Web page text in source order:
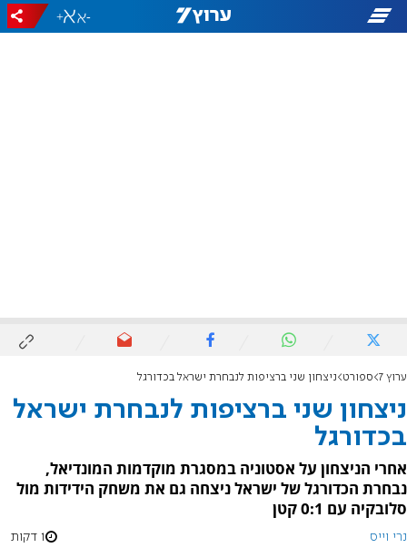
-
+
ערוץ 7 ספורט ניצחון שני ברציפות לנבחרת ישראל בכדורגל
ניצחון שני ברציפות לנבחרת ישראל
בכדורגל
אחרי הניצחון על אסטוניה במסגרת מוקדמות המונדיאל,
נבחרת הכדורגל של ישראל ניצחה גם את משחק הידידות מול
סלובקיה עם 0:1 קטן
נרי וייס 1 דקות